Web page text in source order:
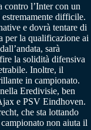
contro l’Inter con un
difficile.
e dovrà tentare di
per la qualificazione ai
sarà
la solidità difensiva
Inoltre, il
in campionato.
Eredivisie, ben
e PSV Eindhoven.
che sta lottando
non aiuta il